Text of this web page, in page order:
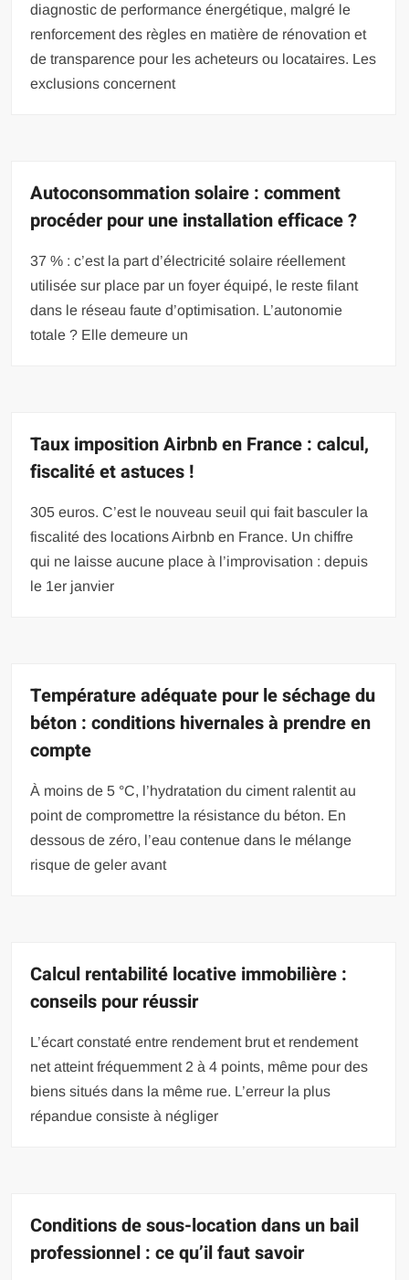
diagnostic de performance énergétique, malgré le
renforcement des règles en matière de rénovation et
de transparence pour les acheteurs ou locataires. Les
exclusions concernent
Autoconsommation solaire : comment
procéder pour une installation efficace ?
37 % : c’est la part d’électricité solaire réellement
utilisée sur place par un foyer équipé, le reste filant
dans le réseau faute d’optimisation. L’autonomie
totale ? Elle demeure un
Taux imposition Airbnb en France : calcul,
fiscalité et astuces !
305 euros. C’est le nouveau seuil qui fait basculer la
fiscalité des locations Airbnb en France. Un chiffre
qui ne laisse aucune place à l’improvisation : depuis
le 1er janvier
Température adéquate pour le séchage du
béton : conditions hivernales à prendre en
compte
À moins de 5 °C, l’hydratation du ciment ralentit au
point de compromettre la résistance du béton. En
dessous de zéro, l’eau contenue dans le mélange
risque de geler avant
Calcul rentabilité locative immobilière :
conseils pour réussir
L’écart constaté entre rendement brut et rendement
net atteint fréquemment 2 à 4 points, même pour des
biens situés dans la même rue. L’erreur la plus
répandue consiste à négliger
Conditions de sous-location dans un bail
professionnel : ce qu’il faut savoir